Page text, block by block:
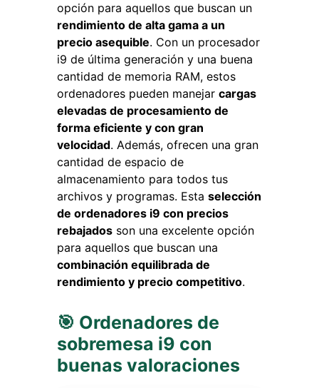
opción para aquellos que buscan un
rendimiento de alta gama a un
precio asequible. Con un procesador
i9 de última generación y una buena
cantidad de memoria RAM, estos
ordenadores pueden manejar cargas
elevadas de procesamiento de
forma eficiente y con gran
velocidad. Además, ofrecen una gran
cantidad de espacio de
almacenamiento para todos tus
archivos y programas. Esta selección
de ordenadores i9 con precios
rebajados son una excelente opción
para aquellos que buscan una
combinación equilibrada de
rendimiento y precio competitivo.
🎯 Ordenadores de
sobremesa i9 con
buenas valoraciones